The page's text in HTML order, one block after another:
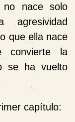
no nace solo
que ella nace
convierte la
se ha vuelto
capítulo: